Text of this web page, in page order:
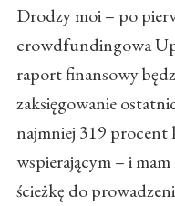
Drodzy moi – po
crowdfundingowa
raport finansowy
zaksięgowanie
najmniej 319 procent
wspierającym – i
ścieżkę do